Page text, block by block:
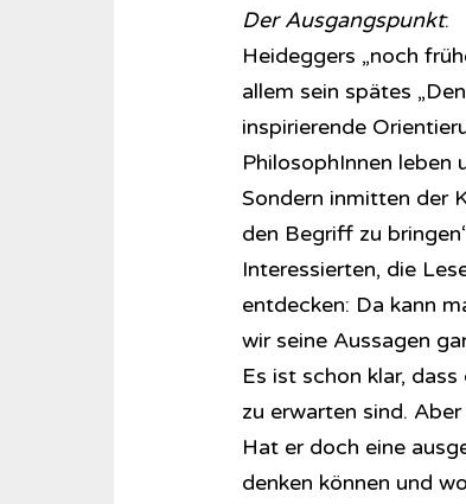
Der Ausgangspunkt:
Heideggers „noch
allem sein spätes
inspirierende
PhilosophInnen leben
Sondern inmitten der
den Begriff zu
Interessierten, die
entdecken: Da kann
wir seine Aussagen
Es ist schon klar,
zu erwarten sind.
Hat er doch eine
denken können und